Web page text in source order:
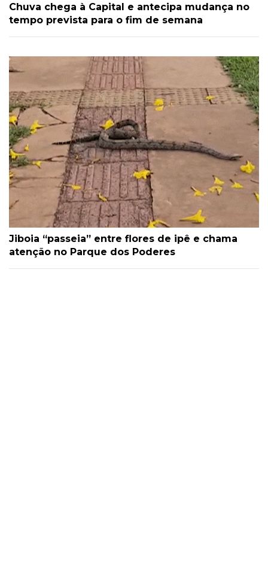
Chuva chega à Capital e antecipa mudança no
tempo prevista para o fim de semana
Jiboia “passeia” entre flores de ipê e chama
atenção no Parque dos Poderes